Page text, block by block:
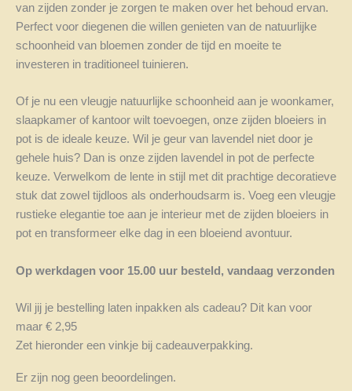
van zijden zonder je zorgen te maken over het behoud ervan.
Perfect voor diegenen die willen genieten van de natuurlijke
schoonheid van bloemen zonder de tijd en moeite te
investeren in traditioneel tuinieren.
Of je nu een vleugje natuurlijke schoonheid aan je woonkamer,
slaapkamer of kantoor wilt toevoegen, onze zijden bloeiers in
pot is de ideale keuze. Wil je geur van lavendel niet door je
gehele huis? Dan is onze zijden lavendel in pot de perfecte
keuze. Verwelkom de lente in stijl met dit prachtige decoratieve
stuk dat zowel tijdloos als onderhoudsarm is. Voeg een vleugje
rustieke elegantie toe aan je interieur met de zijden bloeiers in
pot en transformeer elke dag in een bloeiend avontuur.
Op werkdagen voor 15.00 uur besteld, vandaag verzonden
Wil jij je bestelling laten inpakken als cadeau? Dit kan voor
maar € 2,95
Zet hieronder een vinkje bij cadeauverpakking.
Er zijn nog geen beoordelingen.